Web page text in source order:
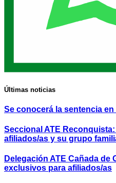
Últimas noticias
Se conocerá la sentencia en
Seccional ATE
afiliados/as y su grupo
Delegación ATE Cañada de
exclusivos para afiliados/as